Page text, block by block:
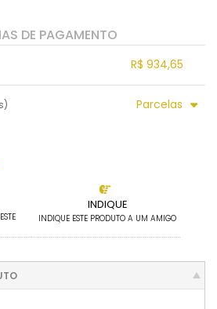
INDIQUE
INDIQUE ESTE PRODUTO A UM AMIGO
DE PAGAMENTO
R$ 934,65
Parcelas
.
.